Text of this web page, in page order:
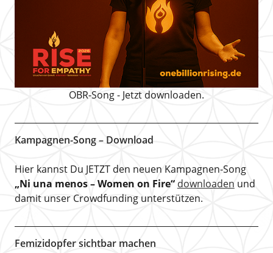
OBR-Song - Jetzt downloaden.
Kampagnen-Song – Download
Hier kannst Du JETZT den neuen Kampagnen-Song
„Ni una menos – Women on Fire“ downloaden und
damit unser Crowdfunding unterstützen.
Femizidopfer sichtbar machen